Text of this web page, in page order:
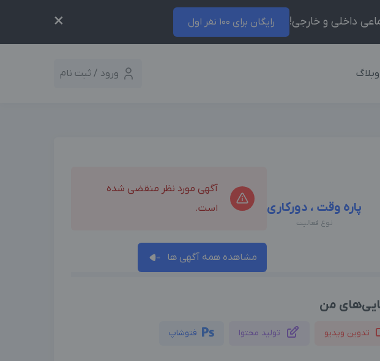
رایگان برای 100 نفر اول ×
وبلاگ ورود / ثبت نام
پاره وقت ، دورکاری
نوع فعالیت
آگهی مورد نظر منقضی شده
است.
مشاهده همه آگهی ها
من
تدوین ویدیو تولید محتوا فتوشاپ